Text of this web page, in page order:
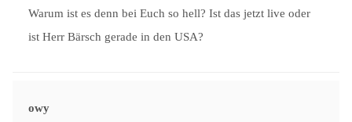
Warum ist es denn bei Euch so hell? Ist das jetzt live oder
ist Herr Bärsch gerade in den USA?
owy